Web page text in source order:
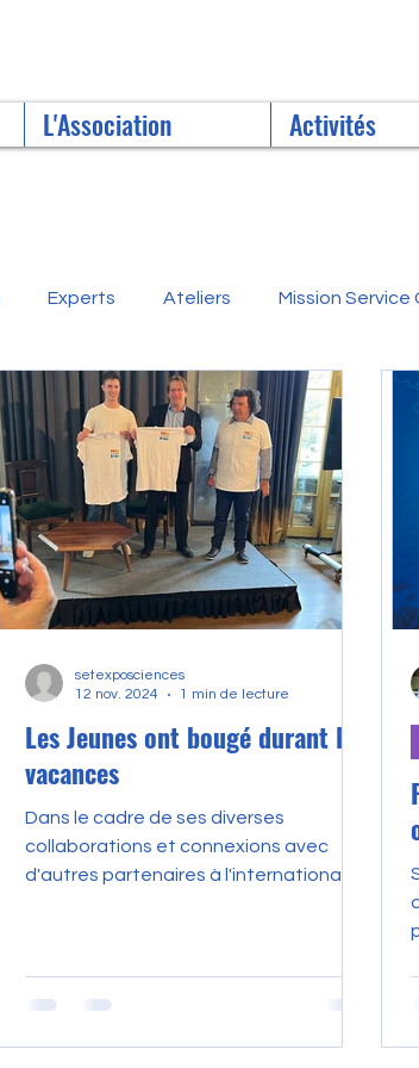
L'Association Activités
Experts Ateliers Mission Service
Les Jeunes ont bougé durant les
vacances
Dans le cadre de ses diverses
collaborations et connexions avec
d'autres partenaires à l'international,
setexposciences
12 nov. 2024
1 min de lecture